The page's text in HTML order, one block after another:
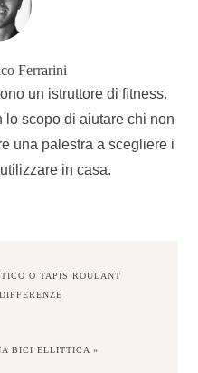
Ferrarini
un istruttore di fitness.
lo scopo di aiutare chi non
una palestra a scegliere i
in casa.
O TAPIS ROULANT
BICI ELLITTICA »